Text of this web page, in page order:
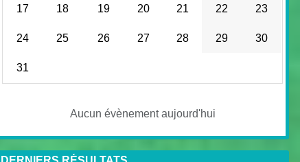
17 18 19 20 21 22 23
24 25 26 27 28 29 30
31
Aucun évènement aujourd'hui